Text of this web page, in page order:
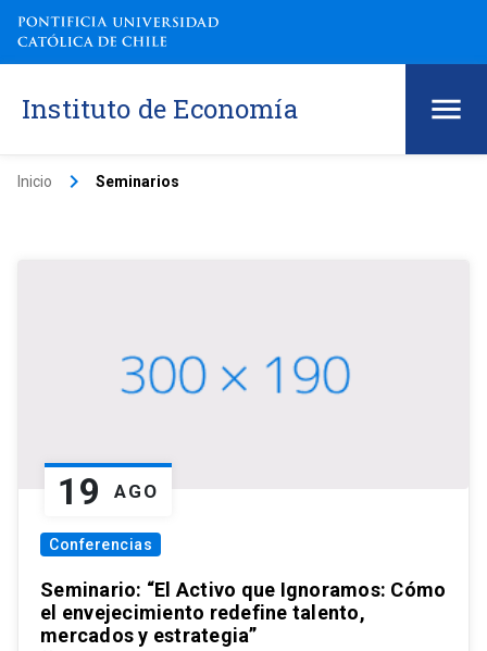
Instituto de Economía
Inicio keyboard_arrow_right Seminarios
19 AGO
Conferencias
Seminario: “El Activo que Ignoramos: Cómo
el envejecimiento redefine talento,
mercados y estrategia”